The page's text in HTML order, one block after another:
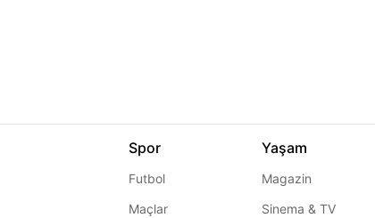
Spor
Futbol
Maçlar
Yaşam
Magazin
Sinema & TV